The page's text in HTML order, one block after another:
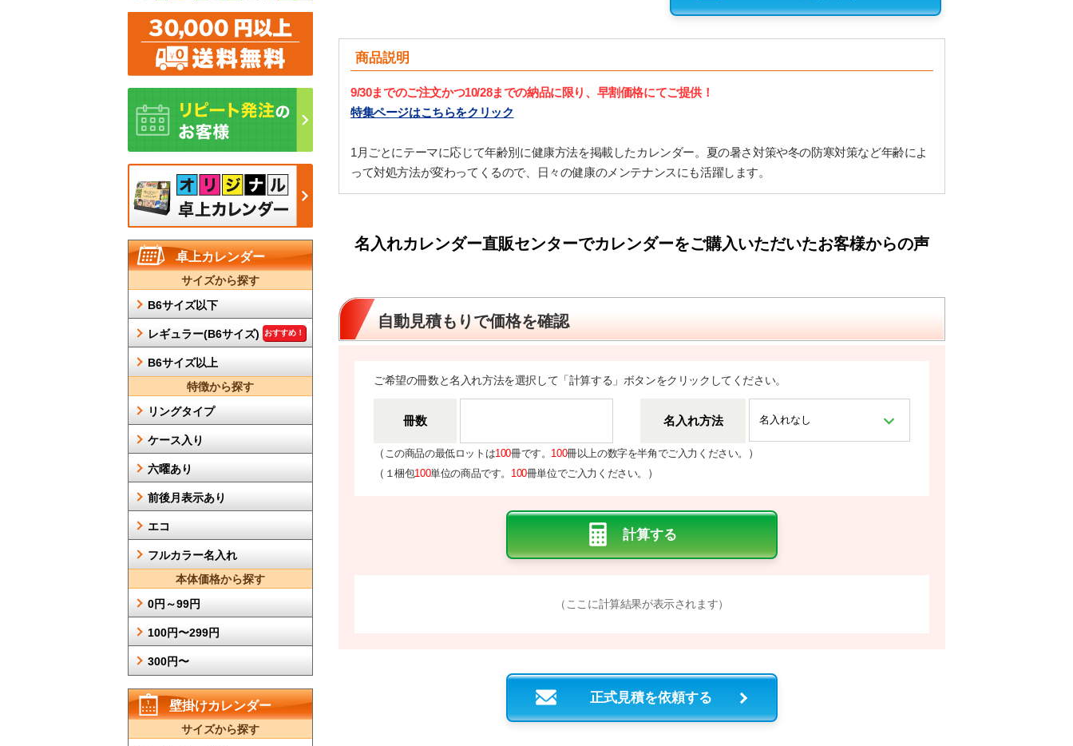
商品説明
9/30までのご注文かつ10/28までの納品に限り、早割価格にてご提供！
特集ページはこちらをクリック
1月ごとにテーマに応じて年齢別に健康方法を掲載したカレンダー。夏の暑さ対策や冬の防寒対策など年齢によ
って対処方法が変わってくるので、日々の健康のメンテナンスにも活躍します。
名入れカレンダー直販センターでカレンダーをご購入いただいたお客様からの声
自動見積もりで価格を確認
ご希望の冊数と名入れ方法を選択して「計算する」ボタンをクリックしてください。
冊数 名入れ方法
（ この商品の最低ロットは100冊です。 100冊以上の数字を半角でご入力ください。
）
（ １梱包100単位の商品です。 100冊単位でご入力ください。 ）
（ここに計算結果が表示されます）
正式見積を依頼する
卓上カレンダー
サイズから探す
B6サイズ以下
レギュラー(B6サイズ) おすすめ！
B6サイズ以上
特徴から探す
リングタイプ
ケース入り
六曜あり
前後月表示あり
エコ
フルカラー名入れ
本体価格から探す
0円～99円
100円〜299円
300円〜
壁掛けカレンダー
サイズから探す